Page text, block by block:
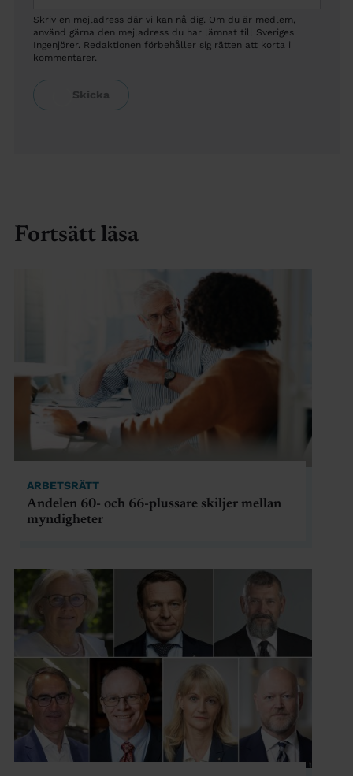
Skriv en mejladress där vi kan nå dig. Om du är medlem,
använd gärna den mejladress du har lämnat till Sveriges
Ingenjörer. Redaktionen förbehåller sig rätten att korta i
kommentarer.
Fortsätt läsa
ARBETSRÄTT
Andelen 60- och 66-plussare skiljer mellan
myndigheter